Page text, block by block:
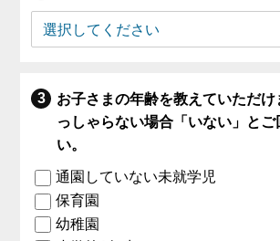
お子さまの年齢を教えていただけ
っしゃらない場合「いない」とご
い。
通園していない未就学児
保育園
幼稚園